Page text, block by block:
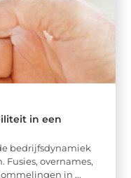
in een
bedrijfsdynamiek
Fusies, overnames,
in ...